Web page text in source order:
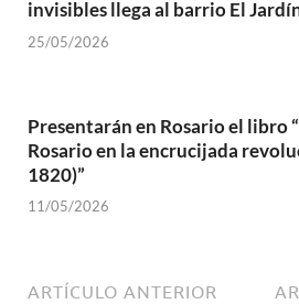
invisibles llega al barrio El
25/05/2026
Presentarán en Rosario el libro
Rosario en la encrucijada
1820)”
11/05/2026
ARTÍCULO ANTERIOR